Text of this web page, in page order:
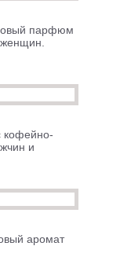
парфюм
кофейно-
и
аромат